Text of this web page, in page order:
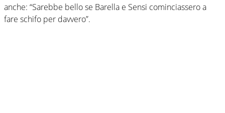
anche: “Sarebbe bello se Barella e Sensi cominciassero a
fare schifo per davvero”.